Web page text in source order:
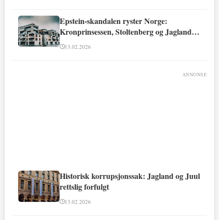
Epstein-skandalen ryster Norge:
Kronprinsessen, Stoltenberg og Jagland
involvert
13.02.2026
ANNONSE
Historisk korrupsjonssak: Jagland og Juul
rettslig forfulgt
13.02.2026